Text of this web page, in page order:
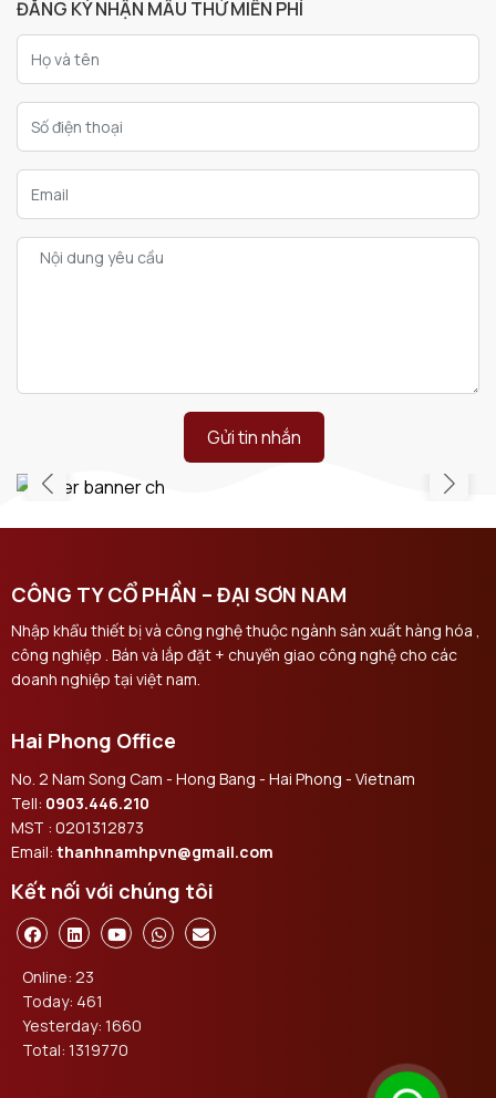
ĐĂNG KÝ NHẬN MẪU THỬ MIỄN PHÍ
Gửi tin nhắn
CÔNG TY CỔ PHẦN – ĐẠI SƠN NAM
Nhập khẩu thiết bị và công nghệ thuộc ngành sản xuất hàng hóa ,
công nghiệp . Bán và lắp đặt + chuyển giao công nghệ cho các
doanh nghiệp tại việt nam.
Hai Phong Office
No. 2 Nam Song Cam - Hong Bang - Hai Phong - Vietnam
Tell: 0903.446.210
MST : 0201312873
Email: thanhnamhpvn@gmail.com
Kết nối với chúng tôi
Online: 23
Today: 461
Yesterday: 1660
Total: 1319770